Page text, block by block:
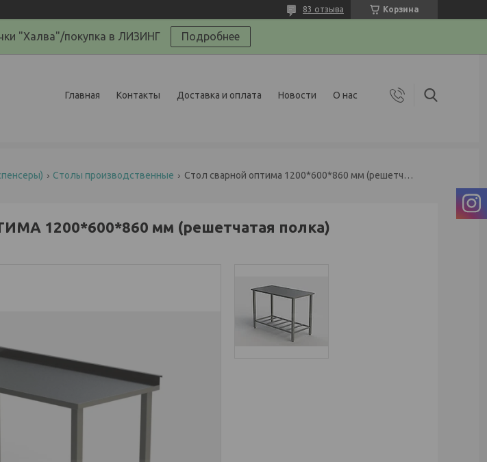
Корзина
83 отзыва
"Халва"/покупка в ЛИЗИНГ Подробнее
Главная Контакты Доставка и оплата Новости О нас
Столы производственные Стол сварной оптима 1200*600*860 мм (решетчатая полка)
1200*600*860 мм (решетчатая полка)